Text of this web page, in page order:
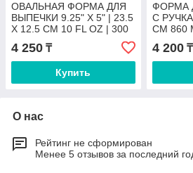
ОВАЛЬНАЯ ФОРМА ДЛЯ
ВЫПЕЧКИ 9.25" X 5" | 23.5
X 12.5 CM 10 FL OZ | 300
4 250 ₸
Купить
ФОРМА
С
CM
КОРОБКЕ
4 200₸
О нас
Рейтинг не сформирован
Менее 5 отзывов за последний